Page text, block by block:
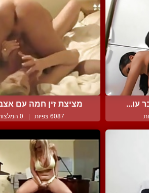
עו... מציצת זין חמה עם
6087 צפיות | 0 המלצות